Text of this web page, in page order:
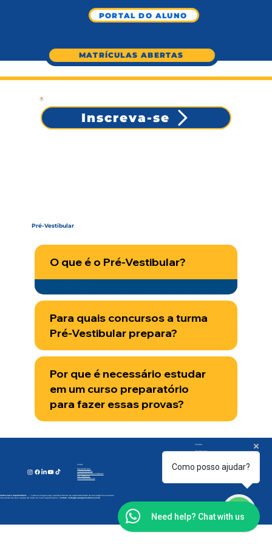
MATRÍCULAS ABERTAS
PORTAL DO ALUNO
Pré-Vestibular
O que é o Pré-Vestibular?
Para quais concursos a turma
Pré-Vestibular prepara?
Por que é necessário estudar
em um curso preparatório
para fazer essas provas?
Inscreva-se
Cursos
Pré-Sexto Ano
Turmas Militares
Escolas Técnicas e Federais
Pré Vestibular
Concursos Públicos
Contato
Atendimento:
secretaria@cursosupermodulos.com.br
(21) 2412-2181
©2024 Curso SuperMódulos
| Todas as imagens aqui reproduzidas são de responsabilidade de seus respectivos autores.
Site produzido pela equipe de Mídia do Curso SuperMódulos - Contato: midia@cursosupermodulos.com.br
Como posso ajudar?
Need help? Chat with us